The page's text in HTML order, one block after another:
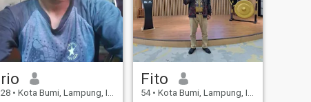
rio
28 • Kota Bumi, Lampung, Indonesia
Fito
54 • Kota Bumi, Lampung, Indonesia